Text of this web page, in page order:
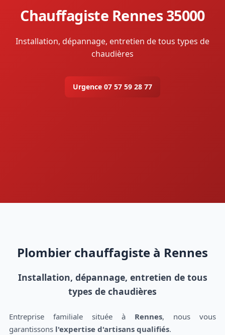
Chauffagiste Rennes 35000
Installation, dépannage, entretien de tous types de
chaudières
Urgence 07 57 59 28 77
Plombier chauffagiste à Rennes
Installation, dépannage, entretien de tous
types de chaudières
Entreprise familiale située à Rennes, nous vous
garantissons l'expertise d'artisans qualifiés.